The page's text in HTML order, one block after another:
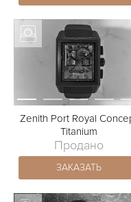
Zenith Port Royal
Titanium
Продано
ЗАКАЗАТЬ